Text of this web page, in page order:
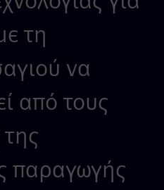
τη
να
από τους
παραγωγής